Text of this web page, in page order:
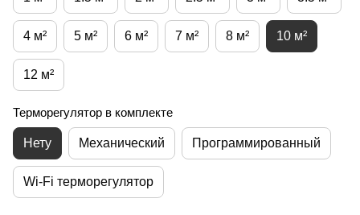
4 м² 5 м² 6 м² 7 м² 8 м² 10 м²
12 м²
Терморегулятор в комплекте
Нету Механический Программированный
Wi-Fi терморегулятор